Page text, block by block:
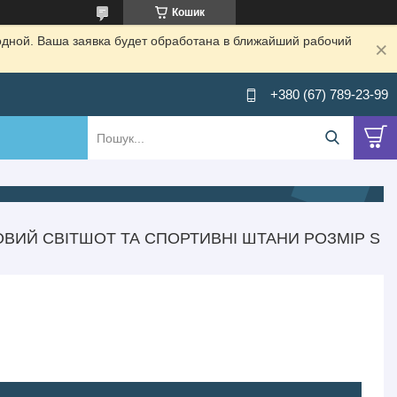
Кошик
Ваша заявка будет обработана в ближайший рабочий
+380 (67) 789-23-99
СВІТШОТ ТА СПОРТИВНІ ШТАНИ РОЗМІР S